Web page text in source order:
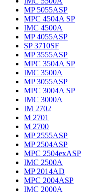
MP 5055ASP
MPC 4504A SP
IMC 4500A
MP 4055ASP
SP 3710SF
MP 3555ASP
MPC 3504A SP
IMC 3500A
MP 3055ASP
MPC 3004A SP
IMC 3000A
IM 2702
M 2701
M 2700
MP 2555ASP
MP 2504ASP
MPC 2504exASP
IMC 2500A
MP 2014AD
MPC 2004ASP
IMC 2000A